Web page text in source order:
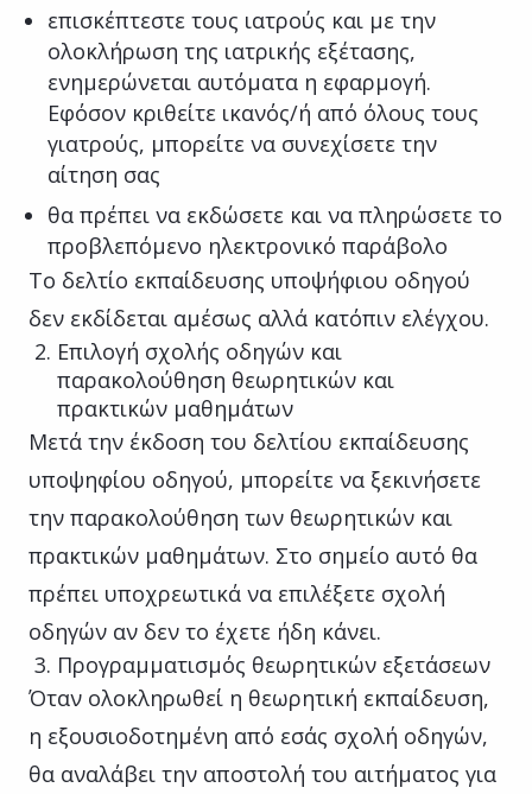
επισκέπτεστε τους ιατρούς και με την
ολοκλήρωση της ιατρικής εξέτασης,
ενημερώνεται αυτόματα η εφαρμογή.
Εφόσον κριθείτε ικανός/ή από όλους τους
γιατρούς, μπορείτε να συνεχίσετε την
αίτηση σας
θα πρέπει να εκδώσετε και να πληρώσετε το
προβλεπόμενο ηλεκτρονικό παράβολο
Το δελτίο εκπαίδευσης υποψήφιου οδηγού
δεν εκδίδεται αμέσως αλλά κατόπιν ελέγχου.
Επιλογή σχολής οδηγών και
παρακολούθηση θεωρητικών και
πρακτικών μαθημάτων
Μετά την έκδοση του δελτίου εκπαίδευσης
υποψηφίου οδηγού, μπορείτε να ξεκινήσετε
την παρακολούθηση των θεωρητικών και
πρακτικών μαθημάτων. Στο σημείο αυτό θα
πρέπει υποχρεωτικά να επιλέξετε σχολή
οδηγών αν δεν το έχετε ήδη κάνει.
Προγραμματισμός θεωρητικών εξετάσεων
Όταν ολοκληρωθεί η θεωρητική εκπαίδευση,
η εξουσιοδοτημένη από εσάς σχολή οδηγών,
θα αναλάβει την αποστολή του αιτήματος για